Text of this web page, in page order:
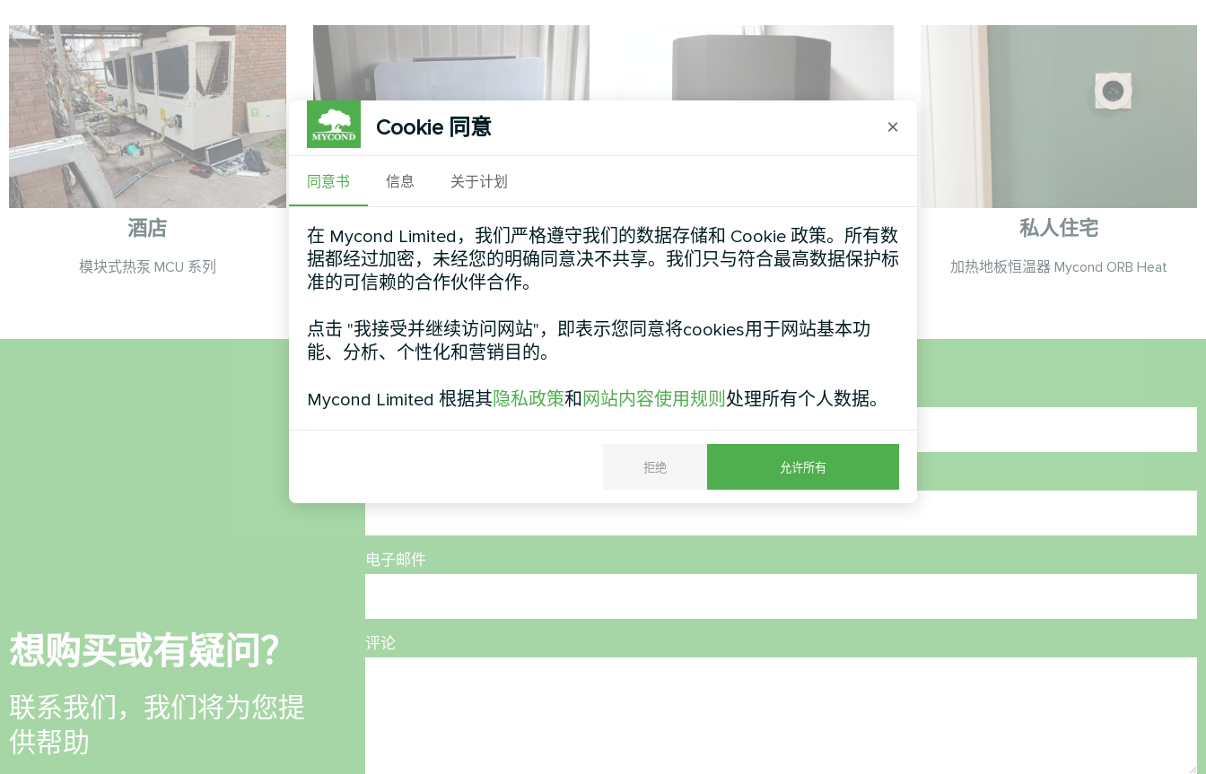
酒店
模块式热泵 MCU 系列
公寓
艺术品设计风机盘管玻璃系列
办公室
分体式热泵 Artic Home Basic 系列
私人住宅
加热地板恒温器 Mycond ORB Heat
想购买或有疑问？
联系我们，我们将为您提
供帮助
名称
电子邮件
评论
Cookie 同意 ×
同意书 信息 关于计划
在 Mycond Limited，我们严格遵守我们的数据存储和 Cookie 政策。所有数
据都经过加密，未经您的明确同意决不共享。我们只与符合最高数据保护标
准的可信赖的合作伙伴合作。
点击 "我接受并继续访问网站"，即表示您同意将cookies用于网站基本功
能、分析、个性化和营销目的。
Mycond Limited 根据其隐私政策和 网站内容使用规则 处理所有个人数据。
拒绝 允许所有